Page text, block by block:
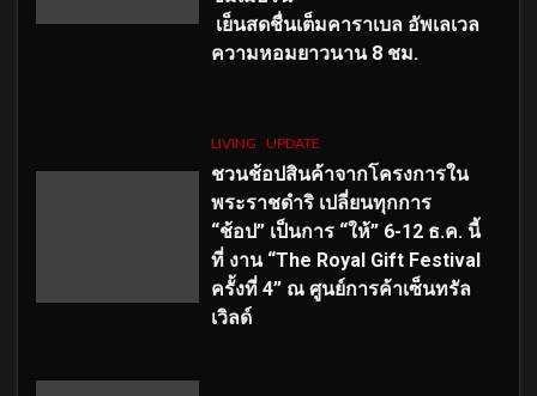
เย็นสดชื่นเต็มคาราเบล อัพเลเวล
ความหอมยาวนาน 8 ชม.
LIVING UPDATE
ชวนช้อปสินค้าจากโครงการใน
พระราชดำริ เปลี่ยนทุกการ
“ช้อป” เป็นการ “ให้” 6-12 ธ.ค. นี้
ที่ งาน “The Royal Gift Festival
ครั้งที่ 4” ณ ศูนย์การค้าเซ็นทรัล
เวิลด์